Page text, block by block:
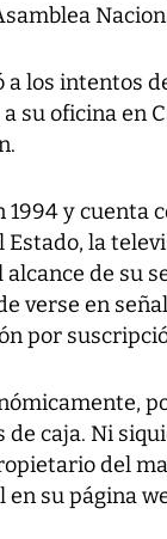
a los intentos
su oficina en
1994 y cuenta
la
de su
verse en
por
caja. Ni
del
su página